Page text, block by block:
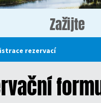
Zažijte
rezervací